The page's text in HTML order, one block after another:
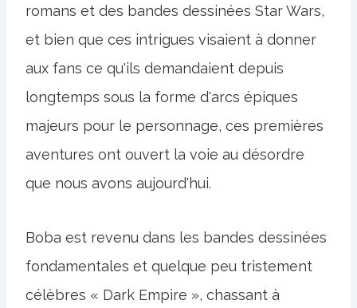
romans et des bandes dessinées Star Wars,
et bien que ces intrigues visaient à donner
aux fans ce qu'ils demandaient depuis
longtemps sous la forme d'arcs épiques
majeurs pour le personnage, ces premières
aventures ont ouvert la voie au désordre
que nous avons aujourd'hui.
Boba est revenu dans les bandes dessinées
fondamentales et quelque peu tristement
célèbres « Dark Empire », chassant à